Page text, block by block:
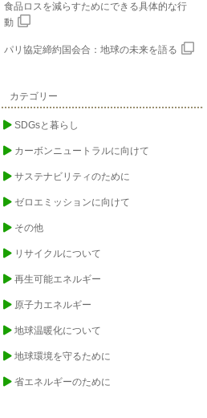
食品ロスを減らすためにできる具体的な行
動
パリ協定締約国会合：地球の未来を語る
カテゴリー
SDGsと暮らし
カーボンニュートラルに向けて
サステナビリティのために
ゼロエミッションに向けて
その他
リサイクルについて
再生可能エネルギー
原子力エネルギー
地球温暖化について
地球環境を守るために
省エネルギーのために